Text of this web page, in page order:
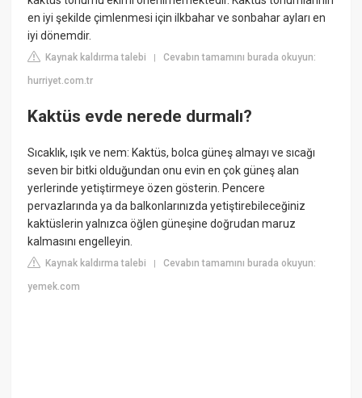
en iyi şekilde çimlenmesi için ilkbahar ve sonbahar ayları en
iyi dönemdir.
Kaynak kaldırma talebi |Cevabın tamamını burada okuyun:
hurriyet.com.tr
Kaktüs evde nerede durmalı?
Sıcaklık, ışık ve nem: Kaktüs, bolca güneş almayı ve sıcağı
seven bir bitki olduğundan onu evin en çok güneş alan
yerlerinde yetiştirmeye özen gösterin. Pencere
pervazlarında ya da balkonlarınızda yetiştirebileceğiniz
kaktüslerin yalnızca öğlen güneşine doğrudan maruz
kalmasını engelleyin.
Kaynak kaldırma talebi |Cevabın tamamını burada okuyun:
yemek.com